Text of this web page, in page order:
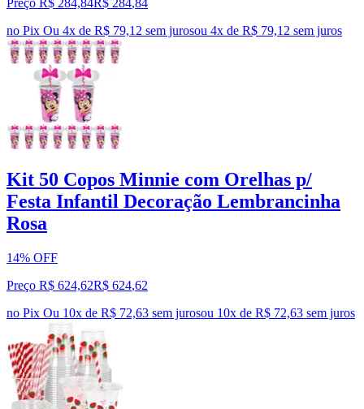
no Pix Ou 4x de R$ 79,12 sem jurosou 4x de R$ 79,12 sem juros
Kit 50 Copos Minnie com Orelhas p/
Festa Infantil Decoração Lembrancinha
Rosa
14% OFF
Preço R$ 624,62R$ 624,62
no Pix Ou 10x de R$ 72,63 sem jurosou 10x de R$ 72,63 sem juros